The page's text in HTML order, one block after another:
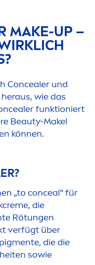
MAKE-UP –
Concealer und
wie das
funktioniert
Beauty-Makel
können.
„to conceal“ für
creme, die
Rötungen
verfügt über
mente, die die
sowie